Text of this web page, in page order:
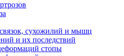
сухожилий и мышц
и их последствий
стопы